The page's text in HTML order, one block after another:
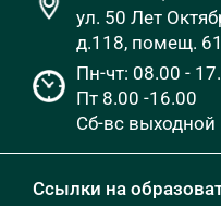
ул. 50 Лет
д.118, помещ.
Пн-чт: 08.00 -
Пт 8.00 -16.00
Сб-вс выходной
Ссылки на